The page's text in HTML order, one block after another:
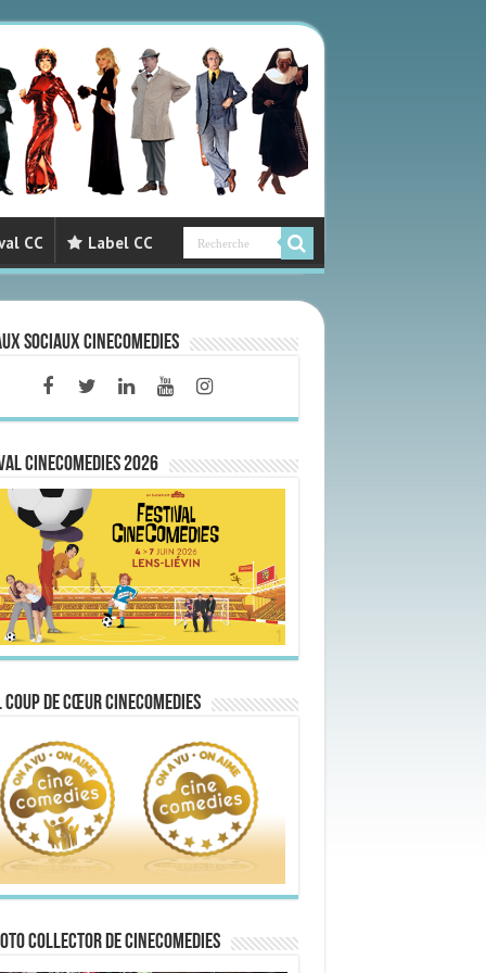
CC Label CC
sociaux CineComedies
CINECOMEDIES 2026
de Cœur CineComedies
collector de CineComedies